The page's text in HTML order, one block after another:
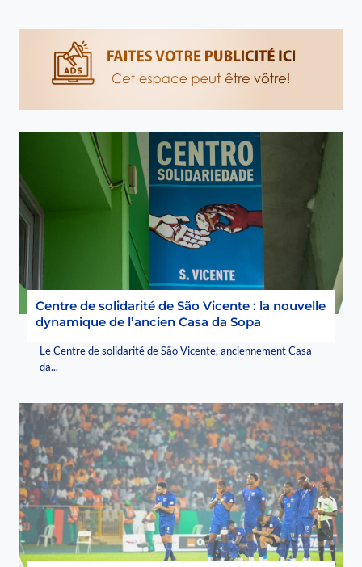
Centre de solidarité de São Vicente : la nouvelle
dynamique de l’ancien Casa da Sopa
Le Centre de solidarité de São Vicente, anciennement Casa
da...